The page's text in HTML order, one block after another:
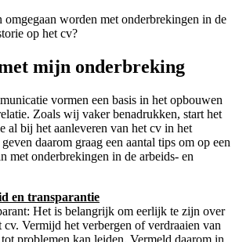
omgegaan worden met onderbrekingen in de
op het cv?
mijn onderbreking
vormen een basis in het opbouwen
Zoals wij vaker benadrukken, start het
al bij het aanleveren van het cv in het
daarom graag een aantal tips om op een
met onderbrekingen in de arbeids- en
en transparantie
Het is belangrijk om eerlijk te zijn over
cv. Vermijd het verbergen of verdraaien van
problemen kan leiden. Vermeld daarom in